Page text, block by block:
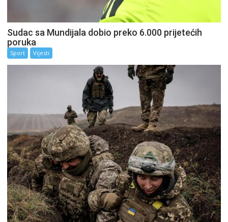
Sudac sa Mundijala dobio preko 6.000 prijetećih
poruka
Sport Vijesti